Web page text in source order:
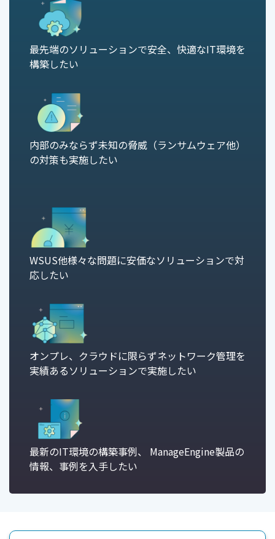
最先端のソリューションで安全、快適なIT環境を
構築したい
内部のみならず未知の脅威（ランサムウェア他）
の対策も実施したい
WSUS他様々な問題に安価なソリューションで対
応したい
オンプレ、クラウドに限らずネットワーク管理を
実績あるソリューションで実施したい
最新のIT環境の構築事例、 ManageEngine製品の
情報、事例を入手したい